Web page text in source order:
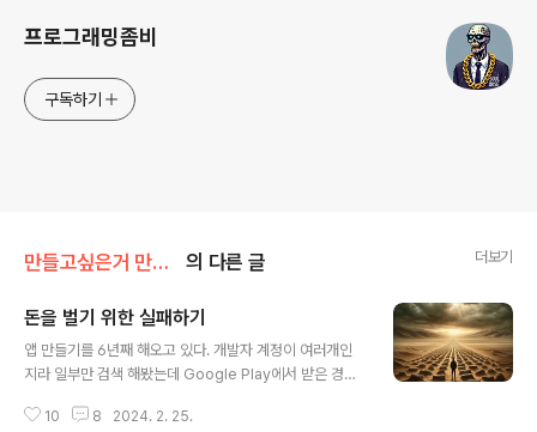
프로그래밍좀비
구독하기
만들고싶은거 만들며 돈벌기 의 다른 글 더보기
돈을 벌기 위한 실패하기
앱 만들기를 6년째 해오고 있다. 개발자 계정이 여러개인
지라 일부만 검색 해봤는데 Google Play에서 받은 경고
지 아마 더 많으리라.... 다른 계정들도 있으니 아마 몇배는
10 8 2024. 2. 25.